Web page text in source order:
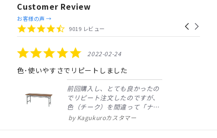
Customer Review
Reviews
carousel
Carousel
4.4
star
9019 レビュー
お客様の声 →
5.0
star
rating
2022-02-24
色･使いやすさでリピートしました
前回購入し、とても良かったの
でリピート注文したのですが、
色（チーク）を間違って「ナチ
ュラル」としてしまいました。
Kagukuroカスタマー